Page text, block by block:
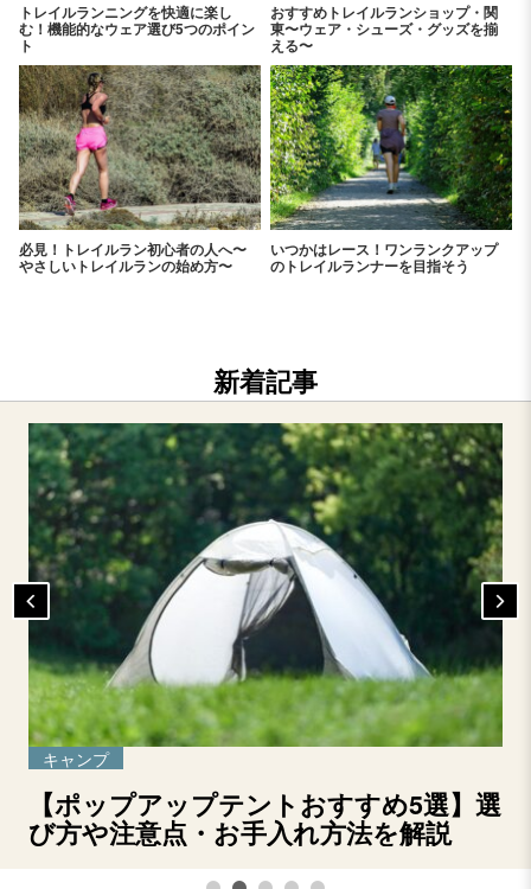
トレイルランニングを快適に楽し
む！機能的なウェア選び5つのポイン
ト
おすすめトレイルランショップ・関
東〜ウェア・シューズ・グッズを揃
える〜
必見！トレイルラン初心者の人へ〜
やさしいトレイルランの始め方〜
いつかはレース！ワンランクアップ
のトレイルランナーを目指そう
新着記事
キャンプ
【ポップアップテントおすすめ5選】選
び方や注意点・お手入れ方法を解説